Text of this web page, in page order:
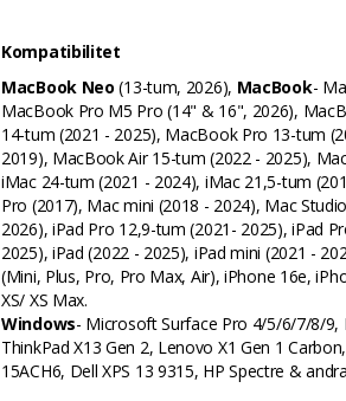
Kompatibilitet
MacBook Neo (13-tum, 2026), MacBook-
MacBook Pro M5 Pro (14" & 16", 2026),
14-tum (2021 - 2025), MacBook Pro 13-tum
2019), MacBook Air 15-tum (2022 - 2025),
iMac 24-tum (2021 - 2024), iMac 21,5-tum
Pro (2017), Mac mini (2018 - 2024), Mac
2026), iPad Pro 12,9-tum (2021- 2025), iPad
2025), iPad (2022 - 2025), iPad mini (2021 -
(Mini, Plus, Pro, Pro Max, Air), iPhone 16e,
XS/ XS Max.
Windows- Microsoft Surface Pro 4/5/6/7/8/
ThinkPad X13 Gen 2, Lenovo X1 Gen 1
15ACH6, Dell XPS 13 9315, HP Spectre &